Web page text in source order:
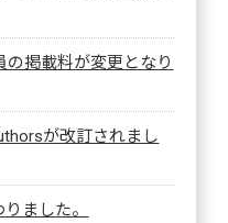
の掲載料が変更となり
が改訂されまし
ました。